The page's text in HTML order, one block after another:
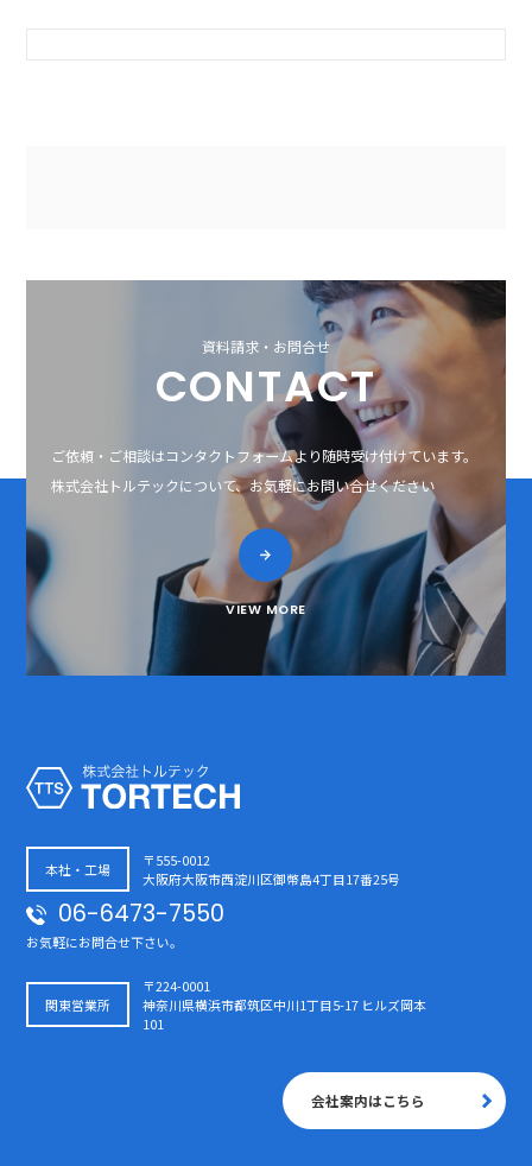
資料請求・お問合せ
CONTACT
ご依頼・ご相談はコンタクトフォームより随時受け付けています。
株式会社トルテックについて、お気軽にお問い合せください
VIEW MORE
本社・工場
〒555-0012
大阪府大阪市西淀川区御幣島4丁目17番25号
06-6473-7550
お気軽にお問合せ下さい。
関東営業所
〒224-0001
神奈川県横浜市都筑区中川1丁目5-17 ヒルズ岡本
101
会社案内はこちら